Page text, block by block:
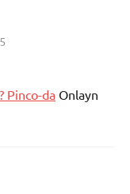
Pinco-da Onlayn